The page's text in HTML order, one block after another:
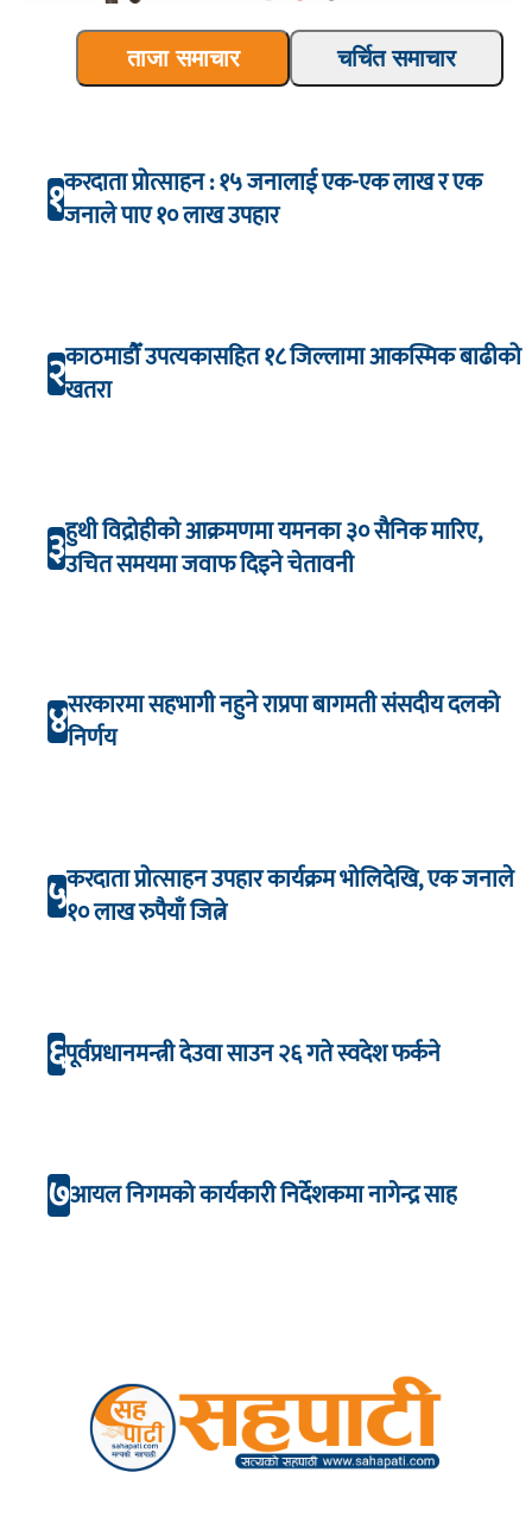
ताजा समाचार चर्चित समाचार
१करदाता प्रोत्साहन : १५ जनालाई एक-एक लाख र एक
जनाले पाए १० लाख उपहार
२काठमाडौँ उपत्यकासहित १८ जिल्लामा आकस्मिक बाढीको
खतरा
३हुथी विद्रोहीको आक्रमणमा यमनका ३० सैनिक मारिए,
उचित समयमा जवाफ दिइने चेतावनी
४सरकारमा सहभागी नहुने राप्रपा बागमती संसदीय दलको
निर्णय
५करदाता प्रोत्साहन उपहार कार्यक्रम भाेलिदेखि, एक जनाले
१० लाख रुपैयाँ जित्ने
६पूर्वप्रधानमन्त्री देउवा साउन २६ गते स्वदेश फर्कने
७आयल निगमको कार्यकारी निर्देशकमा नागेन्द्र साह